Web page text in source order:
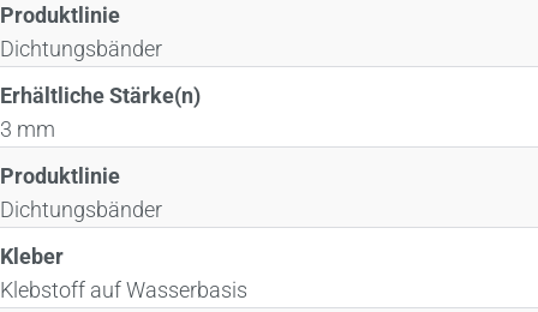
Produktlinie
Dichtungsbänder
Erhältliche Stärke(n)
3 mm
Produktlinie
Dichtungsbänder
Kleber
Klebstoff auf Wasserbasis